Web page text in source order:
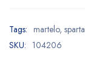
Tags: martelo, sparta
SKU: 104206